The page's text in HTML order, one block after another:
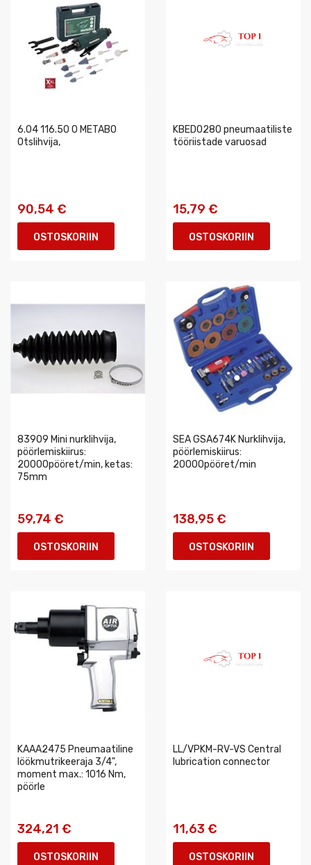
6.04 116.50 0 METABO
Otslihvija,
90,54 €
OSTOSKORIIN
KBED0280 pneumaatiliste
tööriistade varuosad
15,79 €
OSTOSKORIIN
83909 Mini nurklihvija,
pöörlemiskiirus:
20000pööret/min, ketas:
75mm
59,74 €
OSTOSKORIIN
SEA GSA674K Nurklihvija,
pöörlemiskiirus:
20000pööret/min
138,95 €
OSTOSKORIIN
KAAA2475 Pneumaatiline
löökmutrikeeraja 3/4",
moment max.: 1016 Nm,
pöörle
324,21 €
OSTOSKORIIN
LL/VPKM-RV-VS Central
lubrication connector
11,63 €
OSTOSKORIIN